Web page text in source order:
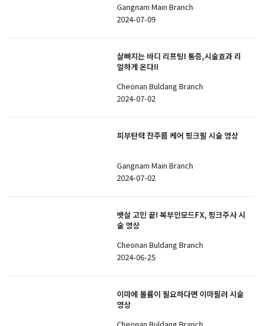
Gangnam Main Branch
2024-07-09
살빠지는 바디 리프팅! 통증,시술효과 리
얼하게 온다!!
Cheonan Buldang Branch
2024-07-02
피부탄력 잔주름 케어 핑크필 시술 영상
Gangnam Main Branch
2024-07-02
뱃살 고민 끝! 복부인모드FX, 핑크주사 시
술 영상
Cheonan Buldang Branch
2024-06-25
이마에 볼륨이 필요하다면 이마필러 시술
영상